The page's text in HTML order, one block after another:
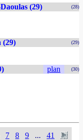
(29) (28)
(29) (29)
plan (30)
7 8 9 ... 41